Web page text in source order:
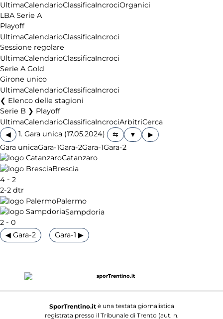
UltimaCalendarioClassificaIncrociOrganici
LBA Serie A
Playoff
UltimaCalendarioClassificaIncroci
Sessione regolare
UltimaCalendarioClassificaIncroci
Serie A Gold
Girone unico
UltimaCalendarioClassificaIncroci
Elenco delle stagioni
Serie B ❯ Playoff
UltimaCalendarioClassificaIncrociArbitriCerca
◀
1. Gara unica (17.05.2024)
▶
Gara unicaGara-1Gara-2Gara-1Gara-2
Catanzaro
Brescia
4 - 2
2-2 dtr
Palermo
Sampdoria
2 - 0
◀ Gara-2
Gara-1 ▶
SporTrentino.itè una testata giornalistica
registrata presso il Tribunale di Trento (aut. n.